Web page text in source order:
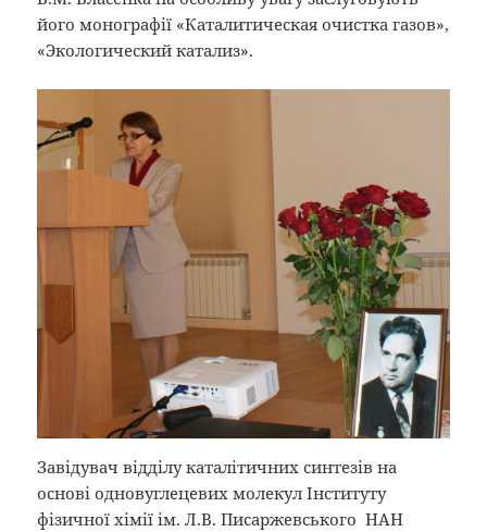
його монографії «Каталитическая очистка газов»,
«Экологический катализ».
Завідувач відділу каталітичних синтезів на
основі одновуглецевих молекул Інституту
фізичної хімії ім. Л.В. Писаржевського НАН